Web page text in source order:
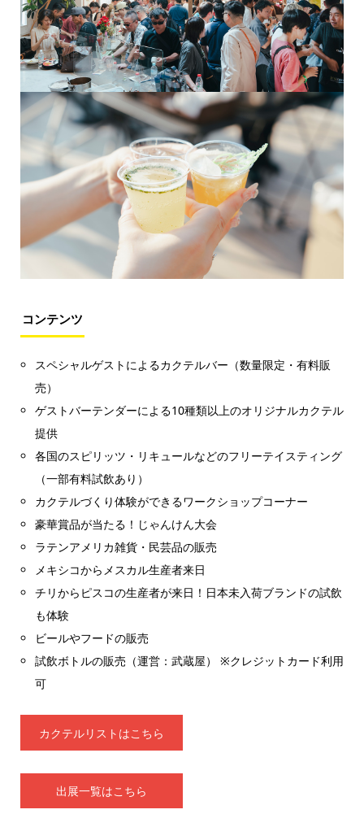
コンテンツ
スペシャルゲストによるカクテルバー（数量限定・有料販
売）
ゲストバーテンダーによる10種類以上のオリジナルカクテル
提供
各国のスピリッツ・リキュールなどのフリーテイスティング
（一部有料試飲あり）
カクテルづくり体験ができるワークショップコーナー
豪華賞品が当たる！じゃんけん大会
ラテンアメリカ雑貨・民芸品の販売
メキシコからメスカル生産者来日
チリからピスコの生産者が来日！日本未入荷ブランドの試飲
も体験
ビールやフードの販売
試飲ボトルの販売（運営：武蔵屋） ※クレジットカード利用
可
カクテルリストはこちら
出展一覧はこちら